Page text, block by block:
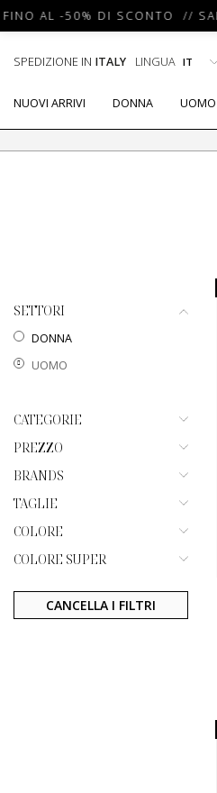
AL -50% DI SCONTO //
SPEDIZIONE IN ITALY LINGUA
NUOVI ARRIVI DONNA UOMO
SETTORI
DONNA
UOMO
CATEGORIE
PREZZO
BRANDS
TAGLIE
COLORE
COLORE SUPER
CANCELLA I FILTRI